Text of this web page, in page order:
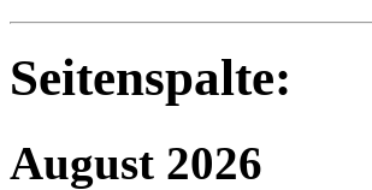
Seitenspalte:
August 2026